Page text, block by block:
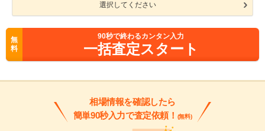
選択してください
無
料
90秒で終わるカンタン入力
一括査定スタート
相場情報を確認したら
簡単90秒入力で査定依頼！ (無料)